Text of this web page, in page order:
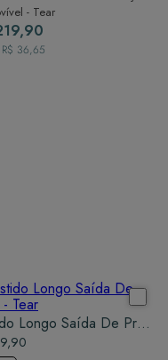
- Tear
R$ 36,65
Longo Saída De Praia